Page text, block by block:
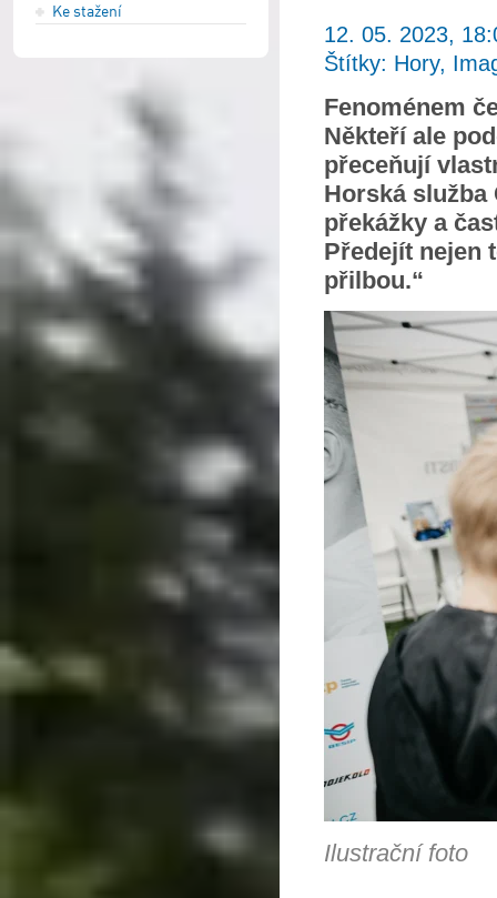
Ke stažení
12. 05. 2023,
Štítky: Hory,
Fenoménem
Někteří ale
přeceňují
Horská služba
překážky a
Předejít nejen
přilbou.“
Ilustrační foto